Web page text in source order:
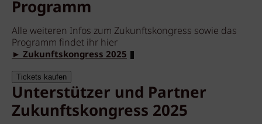
Programm
Alle weiteren Infos zum Zukunftskongress sowie das
Programm findet ihr hier
► Zukunftskongress 2025
Tickets kaufen
Unterstützer und Partner
Zukunftskongress 2025